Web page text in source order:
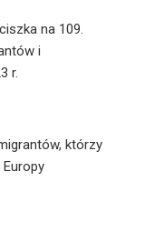
na 109.
i
r.
którzy